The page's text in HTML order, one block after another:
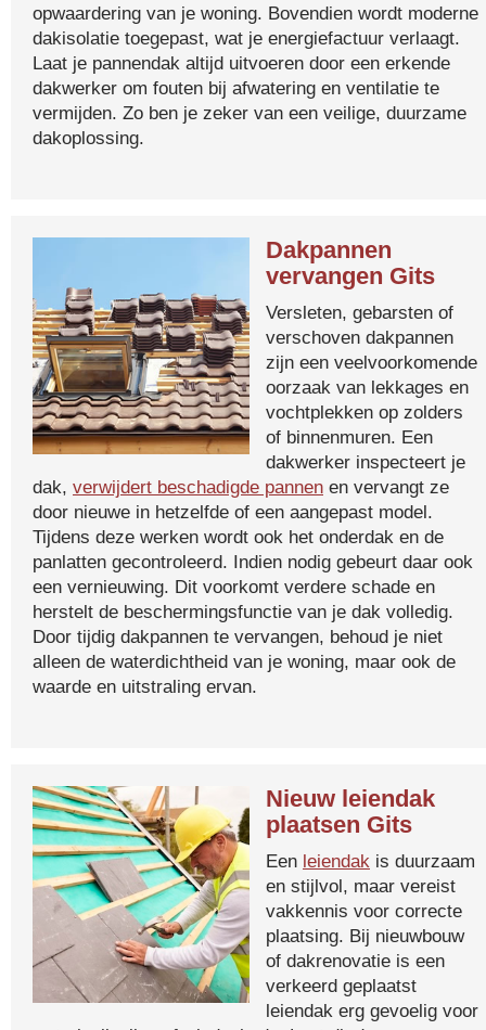
opwaardering van je woning. Bovendien wordt moderne
dakisolatie toegepast, wat je energiefactuur verlaagt.
Laat je pannendak altijd uitvoeren door een erkende
dakwerker om fouten bij afwatering en ventilatie te
vermijden. Zo ben je zeker van een veilige, duurzame
dakoplossing.
Dakpannen
vervangen Gits
Versleten, gebarsten of
verschoven dakpannen
zijn een veelvoorkomende
oorzaak van lekkages en
vochtplekken op zolders
of binnenmuren. Een
dakwerker inspecteert je
dak, verwijdert beschadigde pannen en vervangt ze
door nieuwe in hetzelfde of een aangepast model.
Tijdens deze werken wordt ook het onderdak en de
panlatten gecontroleerd. Indien nodig gebeurt daar ook
een vernieuwing. Dit voorkomt verdere schade en
herstelt de beschermingsfunctie van je dak volledig.
Door tijdig dakpannen te vervangen, behoud je niet
alleen de waterdichtheid van je woning, maar ook de
waarde en uitstraling ervan.
Nieuw leiendak
plaatsen Gits
Een leiendak is duurzaam
en stijlvol, maar vereist
vakkennis voor correcte
plaatsing. Bij nieuwbouw
of dakrenovatie is een
verkeerd geplaatst
leiendak erg gevoelig voor